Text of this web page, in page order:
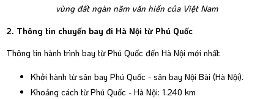
vùng đất ngàn năm văn hiến của Việt Nam
2. Thông tin chuyến bay đi Hà Nội từ Phú Quốc
Thông tin hành trình bay từ Phú Quốc đến Hà Nội mới nhất:
Khởi hành từ sân bay Phú Quốc - sân bay Nội Bài (Hà Nội).
Khoảng cách từ Phú Quốc - Hà Nội: 1.240 km